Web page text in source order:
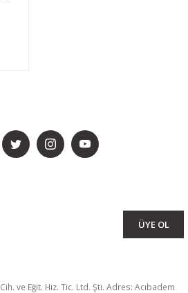
ÜYE OL
ve Eğit. Hiz. Tic. Ltd. Şti. Adres: Acıbadem